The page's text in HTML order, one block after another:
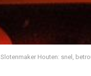
Slotenmaker Houten: snel,